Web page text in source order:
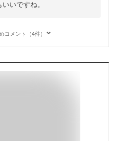
いですね。
コメント（4件）